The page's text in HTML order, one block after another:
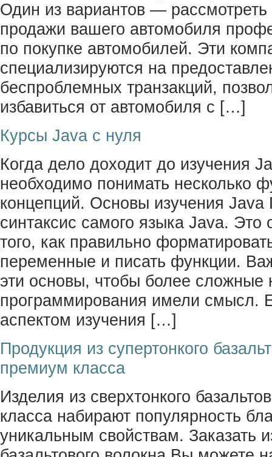
Один из вариантов — рассмотреть
продажи вашего автомобиля
по покупке автомобилей. Эти
специализируются на
беспроблемных транзакций,
избавиться от автомобиля с […]
Курсы Java с нуля
Когда дело доходит до изучения
необходимо понимать несколько
концепций. Основы изучения
синтаксис самого языка Java. Это
того, как правильно
переменные и писать функции.
эти основы, чтобы более сложные
программирования имели
аспектом изучения […]
Продукция из супертонкого
премиум класса
Изделия из сверхтонкого
класса набирают популярность
уникальным свойствам. Заказать